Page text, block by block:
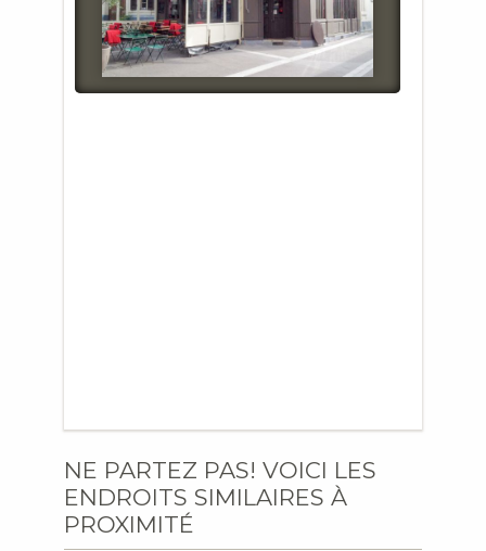
NE PARTEZ PAS! VOICI LES
ENDROITS SIMILAIRES À
PROXIMITÉ